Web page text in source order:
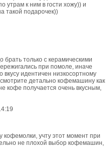
утрам к ним в гости хожу)) и
такой подарочек))
только с керамическими
при помоле, иначе
вкусу идентичен низкосортному
детально кофемашину как
кофе получается очень вкусным,
кофемолки, учту этот момент при
не плохой выбор кофемашин,